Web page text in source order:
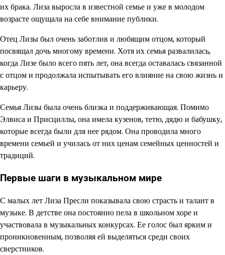
их брака. Лиза выросла в известной семье и уже в молодом
возрасте ощущала на себе внимание публики.
Отец Лизы был очень заботлив и любящим отцом, который
посвящал дочь многому времени. Хотя их семья развалилась,
когда Лизе было всего пять лет, она всегда оставалась связанной
с отцом и продолжала испытывать его влияние на свою жизнь и
карьеру.
Семья Лизы была очень близка и поддерживающая. Помимо
Элвиса и Присциллы, она имела кузенов, тетю, дядю и бабушку,
которые всегда были для нее рядом. Она проводила много
времени семьей и училась от них ценам семейных ценностей и
традиций.
Первые шаги в музыкальном мире
С малых лет Лиза Пресли показывала свою страсть и талант в
музыке. В детстве она постоянно пела в школьном хоре и
участвовала в музыкальных конкурсах. Ее голос был ярким и
проникновенным, позволяя ей выделяться среди своих
сверстников.